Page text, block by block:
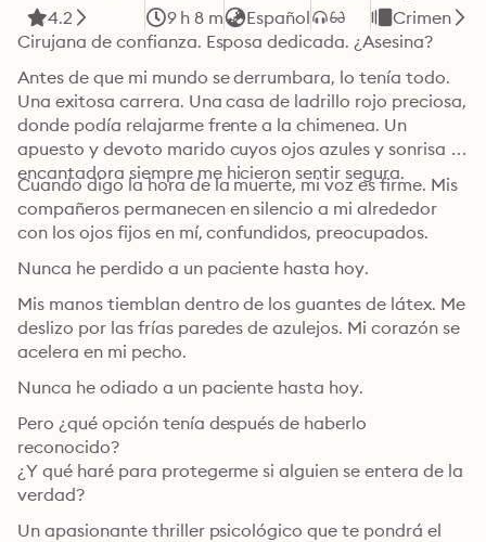
4.2 9 h 8 m Español
Crimen
Antes de que mi mundo se derrumbara, lo tenía todo.
Una exitosa carrera. Una casa de ladrillo rojo preciosa,
donde podía relajarme frente a la chimenea. Un
apuesto y devoto marido cuyos ojos azules y sonrisa
Cuando digo la hora de la muerte, mi voz es firme. Mis
compañeros permanecen en silencio a mi alrededor
Mis manos tiemblan dentro de los guantes de látex. Me
deslizo por las frías paredes de azulejos. Mi corazón se
Pero ¿qué opción tenía después de haberlo
reconocido?
¿Y qué haré para protegerme si alguien se entera de la
verdad?
Un apasionante thriller psicológico que te pondrá el